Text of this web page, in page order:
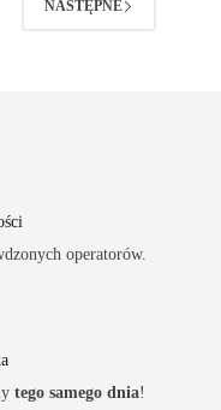
NASTĘPNE
operatorów.
tego samego dnia!